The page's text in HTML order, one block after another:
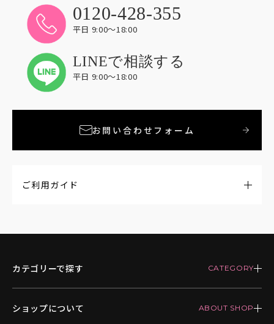
0120-428-355
平日 9:00〜18:00
LINEで相談する
平日 9:00〜18:00
お問い合わせフォーム
ご利用ガイド
カテゴリーで探す
ショップについて